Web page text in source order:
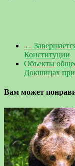
←
Конституции
Объекты
Докшицах
Вам может